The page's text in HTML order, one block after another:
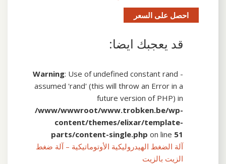
احصل على السعر
قد يعجبك ايضا:
Warning: Use of undefined constant rand -
assumed 'rand' (this will throw an Error in a
future version of PHP) in
/www/wwwroot/www.trobken.be/wp-
content/themes/elixar/template-
parts/content-single.php on line 51
آلة الضغط الهيدروليكية الأوتوماتيكية – آلة ضغط
الزيت بالزيت